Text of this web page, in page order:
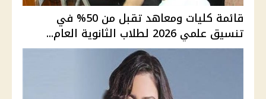
قائمة كليات ومعاهد تقبل من 50% في
تنسيق علمي 2026 لطلاب الثانوية العام...